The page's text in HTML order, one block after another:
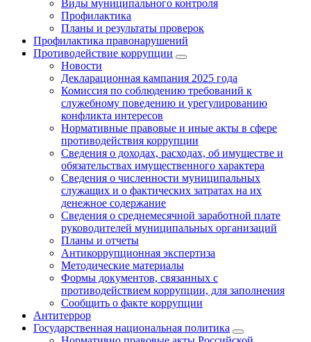
Виды муниципального контроля
Профилактика
Планы и результаты проверок
Профилактика правонарушений
Противодействие коррупции
Новости
Декларационная кампания 2025 года
Комиссия по соблюдению требований к
служебному поведению и урегулированию
конфликта интересов
Нормативные правовые и иные акты в сфере
противодействия коррупции
Сведения о доходах, расходах, об имуществе и
обязательствах имущественного характера
Сведения о численности муниципальных
служащих и о фактических затратах на их
денежное содержание
Сведения о среднемесячной заработной плате
руководителей муниципальных организаций
Планы и отчеты
Антикоррупционная экспертиза
Методические материалы
Формы документов, связанных с
противодействием коррупции, для заполнения
Сообщить о факте коррупции
Антитеррор
Государственная национальная политика